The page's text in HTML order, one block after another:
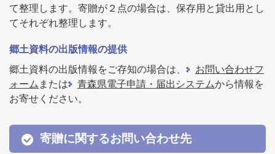
て整理します。寄贈が２点の場合は、保存用と貸出用とし
てそれぞれ整理します。
郷土資料の出版情報の提供
郷土資料の出版情報をご存知の場合は、
お問い合わせフ
ォーム または 青森県電子申請・届出システムから情報を
お寄せください。
寄贈に関するお問い合わせ先